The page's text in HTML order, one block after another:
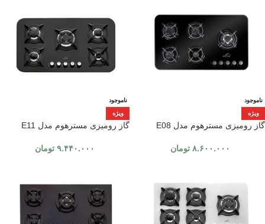
ناموجود
ویژه
گاز رومیزی مسترهوم مدل E08
۸.۶۰۰.۰۰۰ تومان
ناموجود
ویژه
گاز رومیزی مسترهوم مدل E11
۹.۴۴۰.۰۰۰ تومان